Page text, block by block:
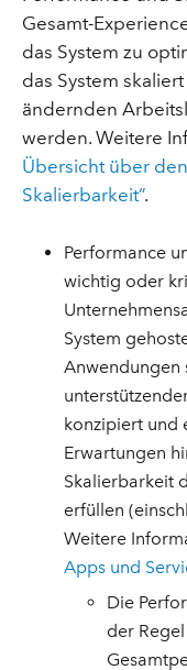
Gesamt-
das System zu
das System
ändernden
werden. Weitere
Übersicht über
Skalierbarkeit”.
Performance
wichtig oder
System
Anwendungen
konzipiert und
Erwartungen
Skalierbarkeit
erfüllen
Weitere
Apps und
Die
der